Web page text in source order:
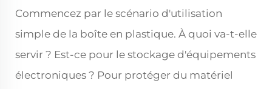
Commencez par le scénario d'utilisation
simple de la boîte en plastique. À quoi va-t-elle
servir ? Est-ce pour le stockage d'équipements
électroniques ? Pour protéger du matériel